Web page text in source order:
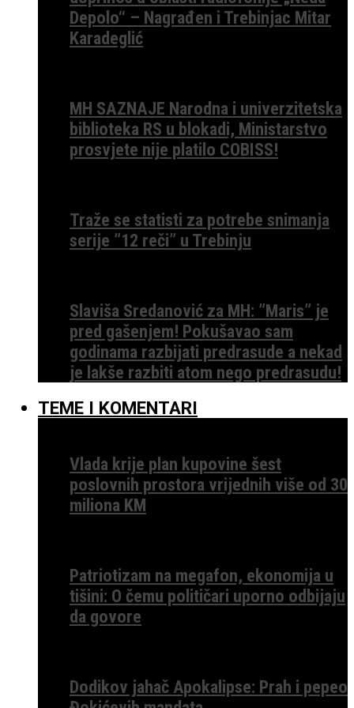
Depolo“ – Nagrađen i Trebinjac Mitar
Karadeglić
MH SAZNAJE Narodna i univerzitetska
biblioteka RS u blokadi, Ministarstvo
prosvjete nije platilo COBISS!
Traže se statisti za potrebe snimanja
serije ”12 reči” u Trebinju
Slaviša Sredanović za MH: ”Maris” je
pred gašenjem! Pokušavao sam
godinama razbijati predrasude a nekad
je lakše razbiti atom nego predrasudu!
TEME I KOMENTARI
Vlada krije plan kupovine šest
poslovnih prostora vrijednih više od 30
miliona KM
Patriotizam na megafon, ekonomija u
tišini: O čemu političari uporno odbijaju
da govore
Dodikov jahač Apokalipse: Prah i pepeo